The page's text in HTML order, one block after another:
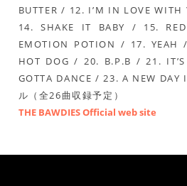
BUTTER / 12. I’M IN LOVE
14. SHAKE IT BABY / 15.
EMOTION POTION / 17.
HOT DOG / 20. B.P.B / 21.
GOTTA DANCE / 23. A NEW DAY
ル（全26曲収録予定）
THE BAWDIES Official web site